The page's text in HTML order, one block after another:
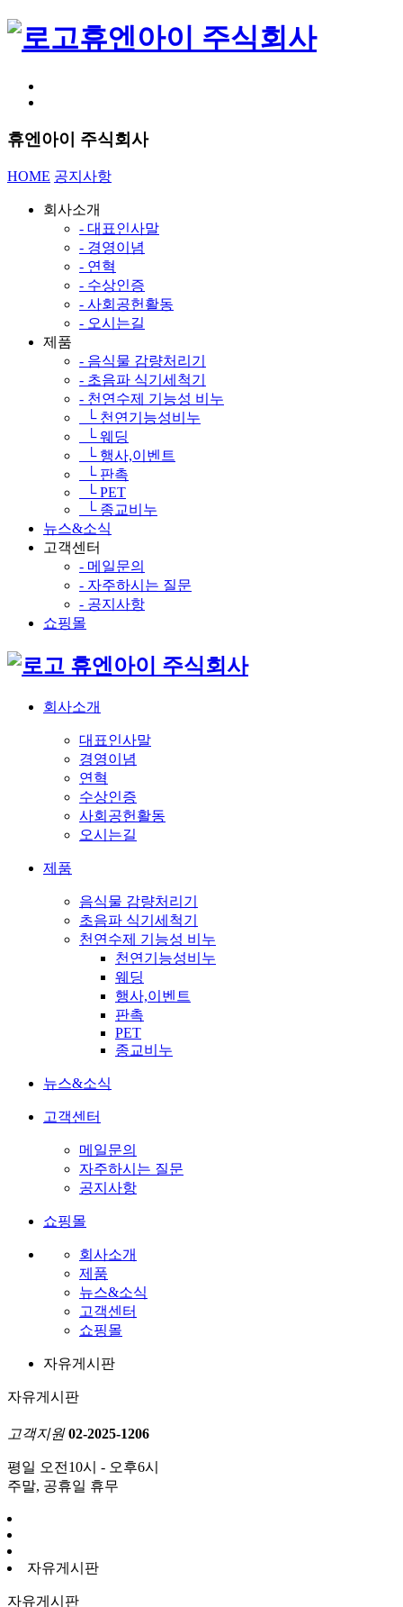
휴엔아이 주식회사
휴엔아이 주식회사
HOME 공지사항
회사소개
- 대표인사말
- 경영이념
- 연혁
- 수상인증
- 사회공헌활동
- 오시는길
제품
- 음식물 감량처리기
- 초음파 식기세척기
- 천연수제 기능성 비누
└ 천연기능성비누
└ 웨딩
└ 행사,이벤트
└ 판촉
└ PET
└ 종교비누
뉴스&소식
고객센터
- 메일문의
- 자주하시는 질문
- 공지사항
쇼핑몰
휴엔아이 주식회사
회사소개
대표인사말
경영이념
연혁
수상인증
사회공헌활동
오시는길
제품
음식물 감량처리기
초음파 식기세척기
천연수제 기능성 비누
천연기능성비누
웨딩
행사,이벤트
판촉
PET
종교비누
뉴스&소식
고객센터
메일문의
자주하시는 질문
공지사항
쇼핑몰
회사소개
제품
뉴스&소식
고객센터
쇼핑몰
자유게시판
자유게시판
고객지원 02-2025-1206
평일 오전10시 - 오후6시
주말, 공휴일 휴무
자유게시판
자유게시판